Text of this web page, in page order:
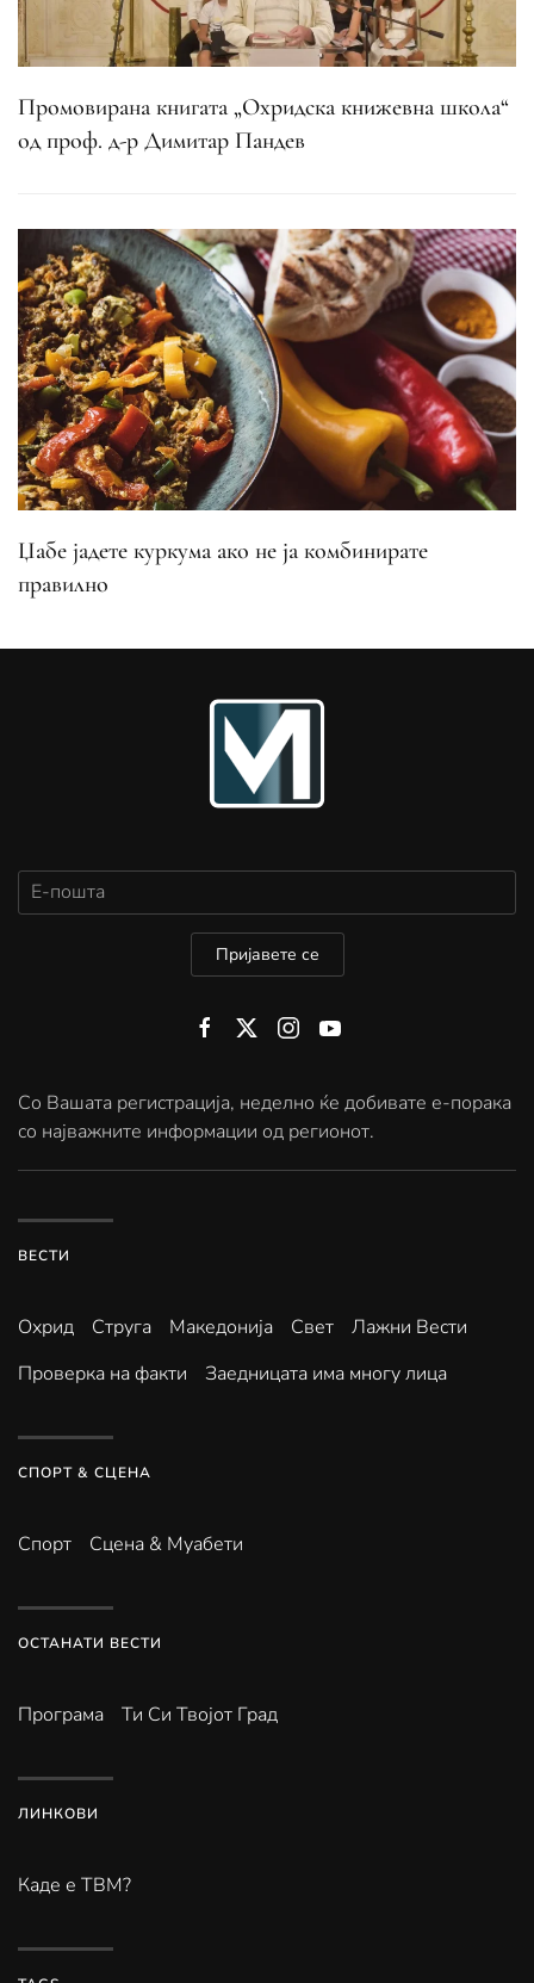
Промовирана книгата „Охридска книжевна школа“
од проф. д-р Димитар Пандев
Џабе јадете куркума ако не ја комбинирате
правилно
Пријавете се
Со Вашата регистрација, неделно ќе добивате е-порака
со најважните информации од регионот.
ВЕСТИ
Охрид Струга Македонија Свет
Лажни Вести
Проверка на факти
Заедницата има многу лица
СПОРТ & СЦЕНА
Спорт Сцена & Муабети
ОСТАНАТИ ВЕСТИ
Програма Ти Си Твојот Град
ЛИНКОВИ
Каде е ТВМ?